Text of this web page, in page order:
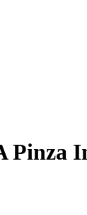
Pinza